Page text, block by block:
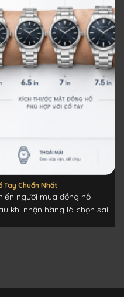
Tay Chuẩn Nhất
người mua đồng hồ
khi nhận hàng là chọn sai...